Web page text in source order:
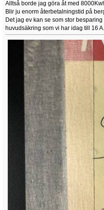
Alltså borde jag göra åt med
Blir ju enorm återbetalningstid på
Det jag ev kan se som stor
huvudsäkring som vi har idag till 16